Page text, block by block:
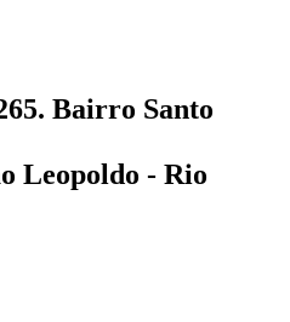
Bairro Santo
Leopoldo - Rio